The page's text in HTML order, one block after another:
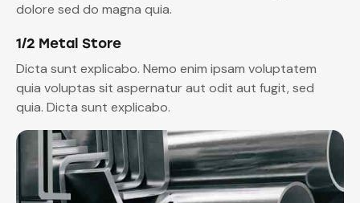
dolore sed do magna quia.
1/2 Metal Store
Dicta sunt explicabo. Nemo enim ipsam voluptatem
quia voluptas sit aspernatur aut odit aut fugit, sed
quia. Dicta sunt explicabo.